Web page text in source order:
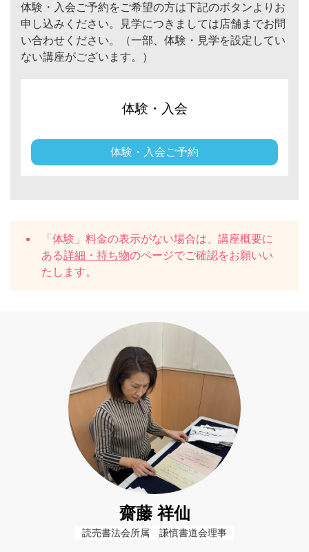
体験・入会ご予約をご希望の方は下記のボタンよりお
申し込みください。見学につきましては店舗までお問
い合わせください。（一部、体験・見学を設定してい
ない講座がございます。）
体験・入会
体験・入会ご予約
「体験」料金の表示がない場合は、講座概要に
ある詳細・持ち物のページでご確認をお願いい
たします。
齋藤 祥仙
読売書法会所属　謙慎書道会理事